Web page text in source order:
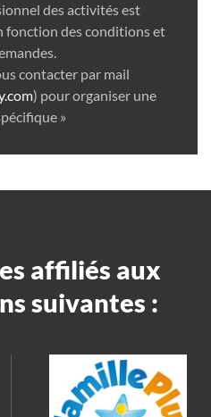
des activités est
fonction des conditions et
contacter par mail
) pour organiser une
»
affiliés aux
suivantes :